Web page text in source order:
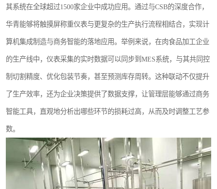
其系统在全球超过1500家企业中成功应用。通过与CSB的深度合作，
华青能够将触摸屏称重仪表与更复杂的生产执行流程相结合，实现计
算机集成制造与商务智能的落地应用。举例来说，在肉食品加工企业
的生产线中，仪表采集的实时数据可以同步到MES系统，与其共同控
制切割精度、优化包装节奏，甚至预测库存周转。这种联动不仅提升
了生产效率，还为企业决策提供了数据支撑，让管理层能够通过商务
智能工具，直观地分析出哪些环节的损耗过高，从而及时调整工艺参
数。